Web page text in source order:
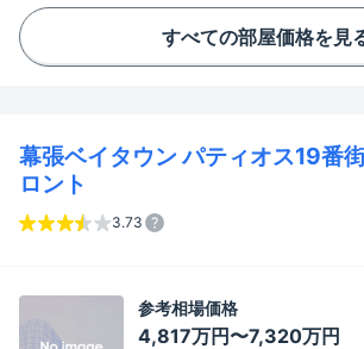
すべての部屋価格を見
幕張ベイタウン パティオス19番
ロント
3.73
参考相場価格
4,817万円〜7,320万円